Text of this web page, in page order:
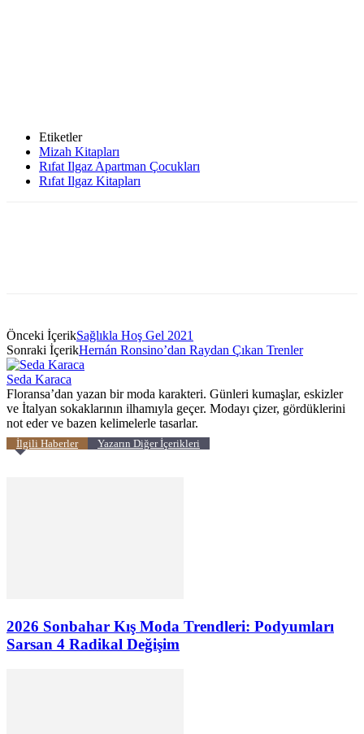
Etiketler
Mizah Kitapları
Rıfat Ilgaz Apartman Çocukları
Rıfat Ilgaz Kitapları
Önceki İçerikSağlıkla Hoş Gel 2021
Sonraki İçerikHernán Ronsino’dan Raydan Çıkan Trenler
Seda Karaca
Floransa’dan yazan bir moda karakteri. Günleri kumaşlar, eskizler
ve İtalyan sokaklarının ilhamıyla geçer. Modayı çizer, gördüklerini
not eder ve bazen kelimelerle tasarlar.
İlgili Haberler Yazarın Diğer İçerikleri
2026 Sonbahar Kış Moda Trendleri: Podyumları
Sarsan 4 Radikal Değişim